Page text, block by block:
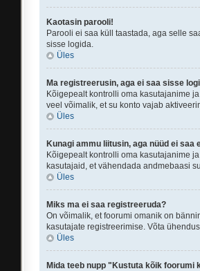
Kaotasin parooli!
Parooli ei saa küll taastada, aga selle
sisse logida.
Üles
Ma registreerusin, aga ei saa sisse
Kõigepealt kontrolli oma kasutajanime
veel võimalik, et su konto vajab
Üles
Kunagi ammu liitusin, aga nüüd ei saa
Kõigepealt kontrolli oma kasutajanime
kasutajaid, et vähendada andmebaasi
Üles
Miks ma ei saa registreeruda?
On võimalik, et foorumi omanik on
kasutajate registreerimise. Võta
Üles
Mida teeb nupp "Kustuta kõik foorumi